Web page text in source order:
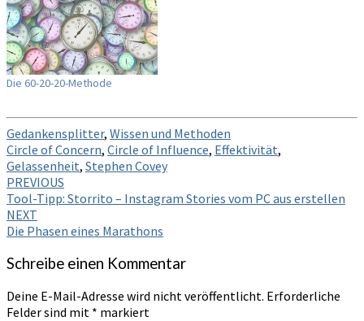
Die 60-20-20-Methode
Gedankensplitter, Wissen und Methoden
Circle of Concern, Circle of Influence, Effektivität,
Gelassenheit, Stephen Covey
Post
navigation
PREVIOUS
Tool-Tipp: Storrito – Instagram Stories vom PC aus erstellen
NEXT
Die Phasen eines Marathons
Schreibe einen Kommentar
Deine E-Mail-Adresse wird nicht veröffentlicht. Erforderliche
Felder sind mit * markiert